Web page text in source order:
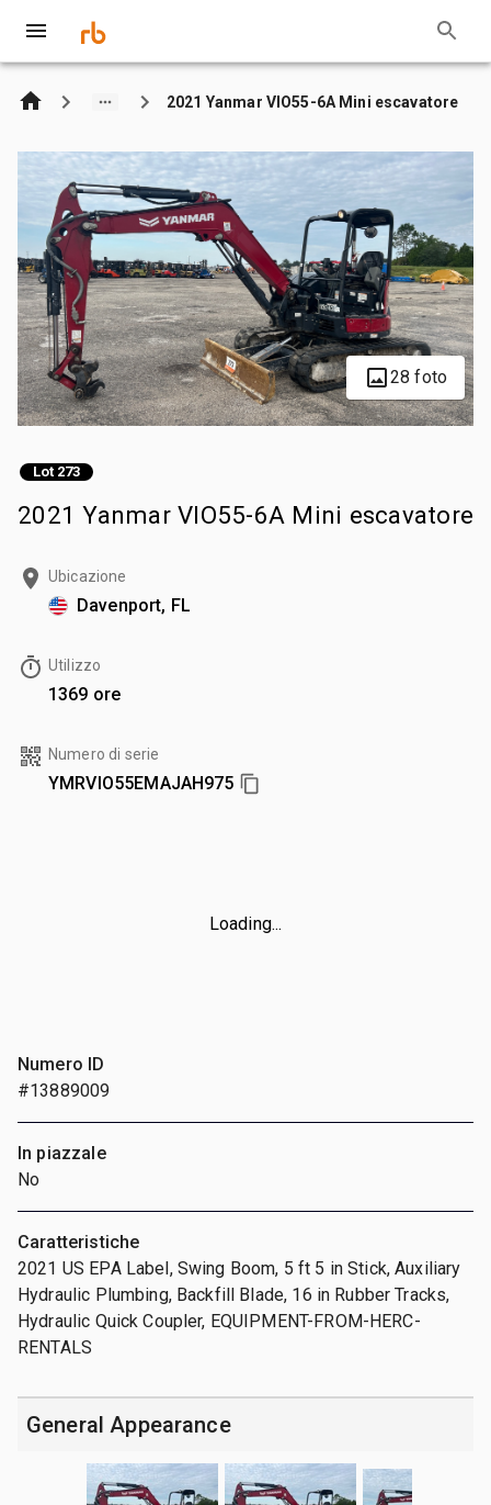
2021 Yanmar VIO55-6A Mini escavatore
28 foto
Lot 273
2021 Yanmar VIO55-6A Mini escavatore
Ubicazione
Davenport, FL
Utilizzo
1369 ore
Numero di serie
YMRVIO55EMAJAH975
Loading...
Numero ID
#13889009
In piazzale
No
Caratteristiche
2021 US EPA Label, Swing Boom, 5 ft 5 in Stick, Auxiliary
Hydraulic Plumbing, Backfill Blade, 16 in Rubber Tracks,
Hydraulic Quick Coupler, EQUIPMENT-FROM-HERC-
RENTALS
General Appearance